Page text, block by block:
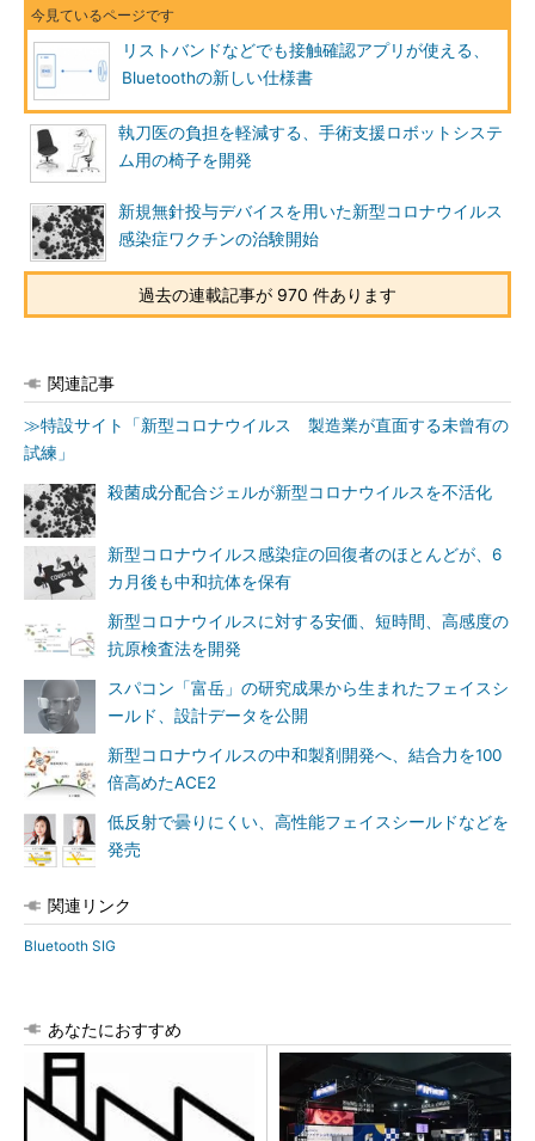
リストバンドなどでも接触確認アプリが使える、
Bluetoothの新しい仕様書
執刀医の負担を軽減する、手術支援ロボットシステ
ム用の椅子を開発
新規無針投与デバイスを用いた新型コロナウイルス
感染症ワクチンの治験開始
過去の連載記事が 970 件あります
関連記事
≫特設サイト「新型コロナウイルス 製造業が直面する未曾有の
試練」
殺菌成分配合ジェルが新型コロナウイルスを不活化
新型コロナウイルス感染症の回復者のほとんどが、6
カ月後も中和抗体を保有
新型コロナウイルスに対する安価、短時間、高感度の
抗原検査法を開発
スパコン「富岳」の研究成果から生まれたフェイスシ
ールド、設計データを公開
新型コロナウイルスの中和製剤開発へ、結合力を100
倍高めたACE2
低反射で曇りにくい、高性能フェイスシールドなどを
発売
関連リンク
Bluetooth SIG
あなたにおすすめ